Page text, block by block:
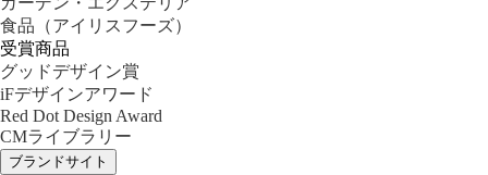
食品 （アイリスフーズ）
受賞商品
グッドデザイン賞
iFデザインアワード
Red Dot Design Award
CMライブラリー
ブランドサイト